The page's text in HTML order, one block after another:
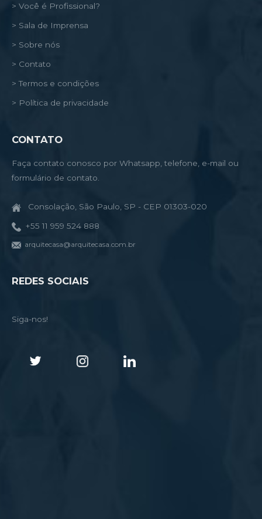
> Você é Profissional?
> Sala de Imprensa
> Sobre nós
> Contato
> Termos e condições
> Política de privacidade
CONTATO
Faça contato conosco por Whatsapp, telefone, e-mail ou
formulário de contato.
Consolação, São Paulo, SP - CEP 01303-020
+55 11 959 524 888
arquitecasa@arquitecasa.com.br
REDES SOCIAIS
Siga-nos!